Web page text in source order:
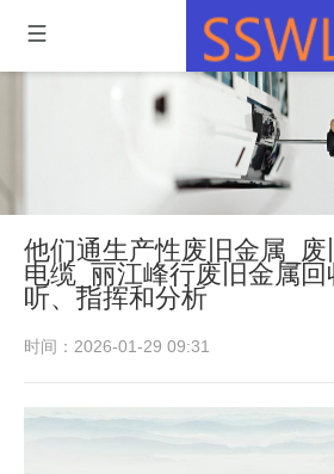
他们通生产性废旧金属_
电缆_丽江峰行废旧金属
听、指挥和分析
时间：2026-01-29 09:31